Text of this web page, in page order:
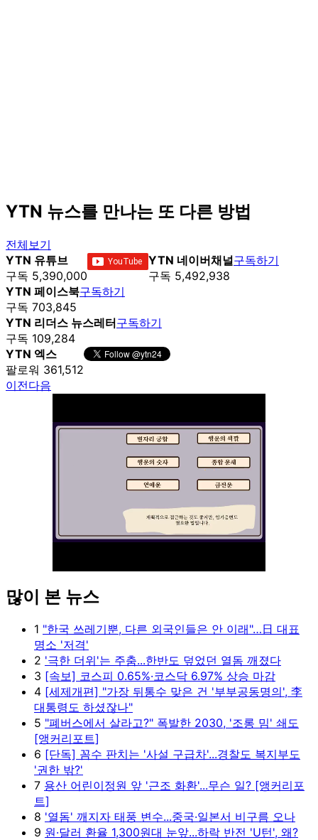
YTN 뉴스를 만나는 또 다른 방법
전체보기
YTN 유튜브
구독 5,390,000
YTN 네이버채널
구독 5,492,938
구독하기
YTN 페이스북
구독 703,845
구독하기
YTN 리더스 뉴스레터
구독 109,284
구독하기
YTN 엑스
팔로워 361,512
이전다음
많이 본 뉴스
1 "한국 쓰레기뿐, 다른 외국인들은 안 이래"…日 대표
명소 '저격'
2 '극한 더위'는 주춤...한반도 덮었던 열돔 깨졌다
3 [속보] 코스피 0.65%·코스닥 6.97% 상승 마감
4 [세제개편] "가장 뒤통수 맞은 건 '부부공동명의', 李
대통령도 하셨잖나"
5 "폐버스에서 살라고?" 폭발한 2030, '조롱 밈' 쇄도
[앵커리포트]
6 [단독] 꼼수 판치는 '사설 구급차'...경찰도 복지부도
'권한 밖?'
7 용산 어린이정원 앞 '근조 화환'...무슨 일? [앵커리포
트]
8 '열돔' 깨지자 태풍 변수...중국·일본서 비구름 오나
9 원·달러 환율 1,300원대 눈앞...하락 반전 'U턴', 왜?